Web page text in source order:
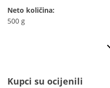
Neto količina:
500 g
Kupci su ocijenili